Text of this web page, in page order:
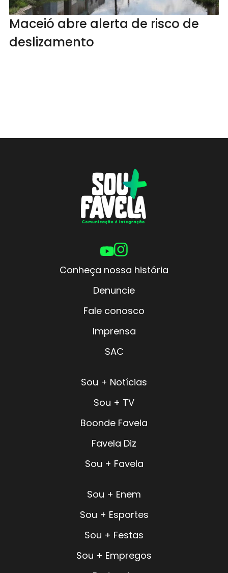
Maceió abre alerta de risco de
deslizamento
Conheça nossa história
Denuncie
Fale conosco
Imprensa
SAC
Sou + Notícias
Sou + TV
Boonde Favela
Favela Diz
Sou + Favela
Sou + Enem
Sou + Esportes
Sou + Festas
Sou + Empregos